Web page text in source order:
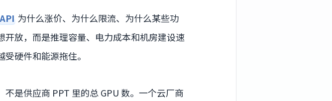
API 为什么涨价、为什么限流、为什么某些功
放，而是推理容量、电力成本和机房建设速
硬件和能源拖住。
是供应商 PPT 里的总 GPU 数。一个云厂商